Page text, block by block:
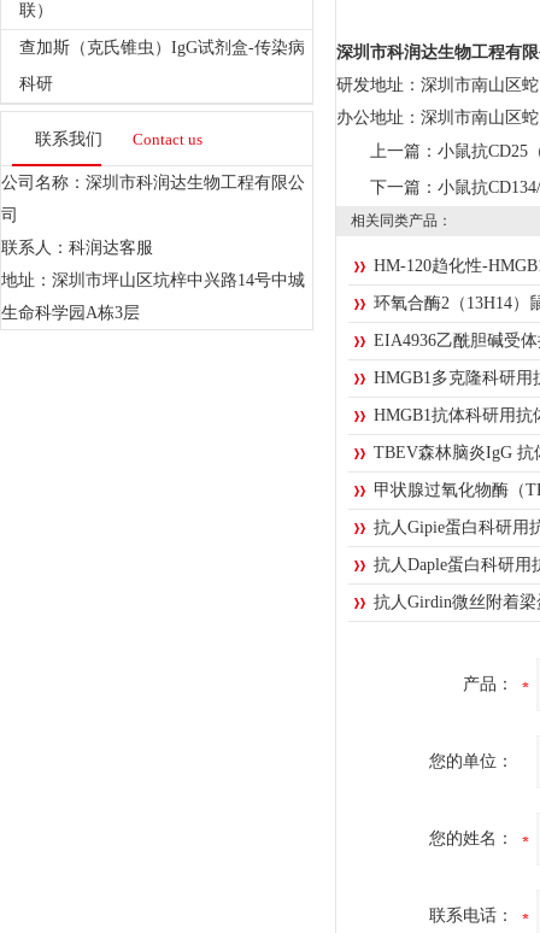
联）
查加斯（克氏锥虫）IgG试剂盒-传染病
科研
联系我们 Contact us
公司名称：深圳市科润达生物工程有限公
司
联系人：科润达客服
地址：深圳市坪山区坑梓中兴路14号中城
生命科学园A栋3层
深圳市科润达生物工程有
研发地址：深圳市南山区
办公地址：深圳市南山区
上一篇： 小鼠抗CD25
下一篇： 小鼠抗
相关同类产品：
HM-120趋化性-
环氧合酶2（13H14）
EIA4936乙酰胆碱受
HMGB1多克隆科研用
HMGB1抗体科研用抗
TBEV森林脑炎IgG 抗
甲状腺过氧化物酶（
抗人Gipie蛋白科研用
抗人Daple蛋白科研用
抗人Girdin微丝附着
产品：
您的单位：
您的姓名：
联系电话：